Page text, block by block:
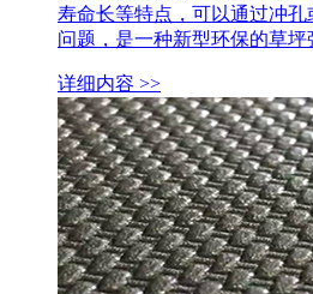
寿命长等特点，可以通过冲
问题，是一种新型环保的草
详细内容 >>